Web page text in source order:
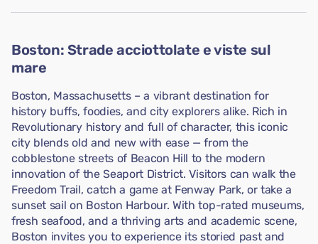
Boston: Strade acciottolate e viste sul
mare
Boston, Massachusetts – a vibrant destination for
history buffs, foodies, and city explorers alike. Rich in
Revolutionary history and full of character, this iconic
city blends old and new with ease — from the
cobblestone streets of Beacon Hill to the modern
innovation of the Seaport District. Visitors can walk the
Freedom Trail, catch a game at Fenway Park, or take a
sunset sail on Boston Harbour. With top-rated museums,
fresh seafood, and a thriving arts and academic scene,
Boston invites you to experience its storied past and